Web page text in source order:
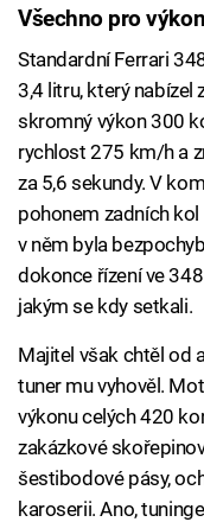
Všechno pro výkon
Standardní Ferrari
3,4 litru, který nabízel
skromný výkon 300
rychlost 275 km/h a
za 5,6 sekundy. V
pohonem zadních
v něm byla
dokonce řízení ve
jakým se kdy setkali.
Majitel však chtěl od
tuner mu vyhověl.
výkonu celých 420
zakázkové
šestibodové pásy,
karoserii. Ano,